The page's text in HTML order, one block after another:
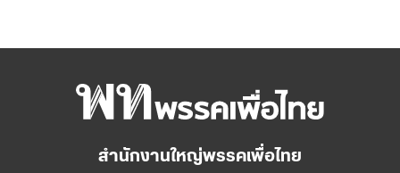
สำนักงานใหญ่พรรคเพื่อไทย